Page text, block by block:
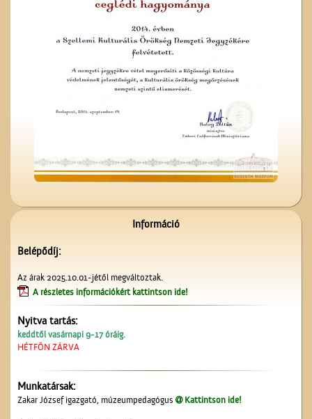
Ünnepi Kossuth Hét
Cegléden 1948-ban
A ceglédi katolikus
templom tornya
A lopakodó történelem
Információ
Belépődíj:
Az árak 2025.10.01-jétől megváltoztak.
A részletes információkért kattintson ide!
Nyitva tartás:
keddtől vasárnapi 9-17 óráig.
HÉTFŐN ZÁRVA
Munkatársak:
Zakar József igazgató, múzeumpedagógus Kattintson ide!